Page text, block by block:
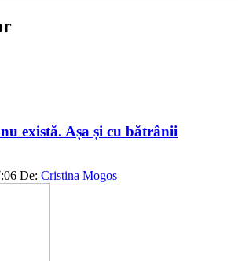
există. Așa și cu bătrânii
De: Cristina Mogos